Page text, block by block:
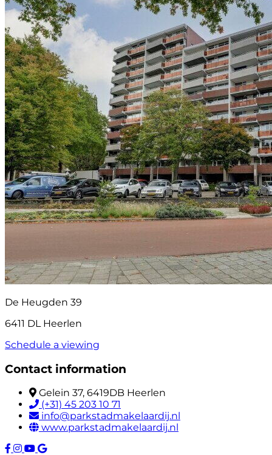
De Heugden 39
6411 DL Heerlen
Schedule a viewing
Contact information
Gelein 37, 6419DB Heerlen
(+31) 45 203 10 71
info@parkstadmakelaardij.nl
www.parkstadmakelaardij.nl